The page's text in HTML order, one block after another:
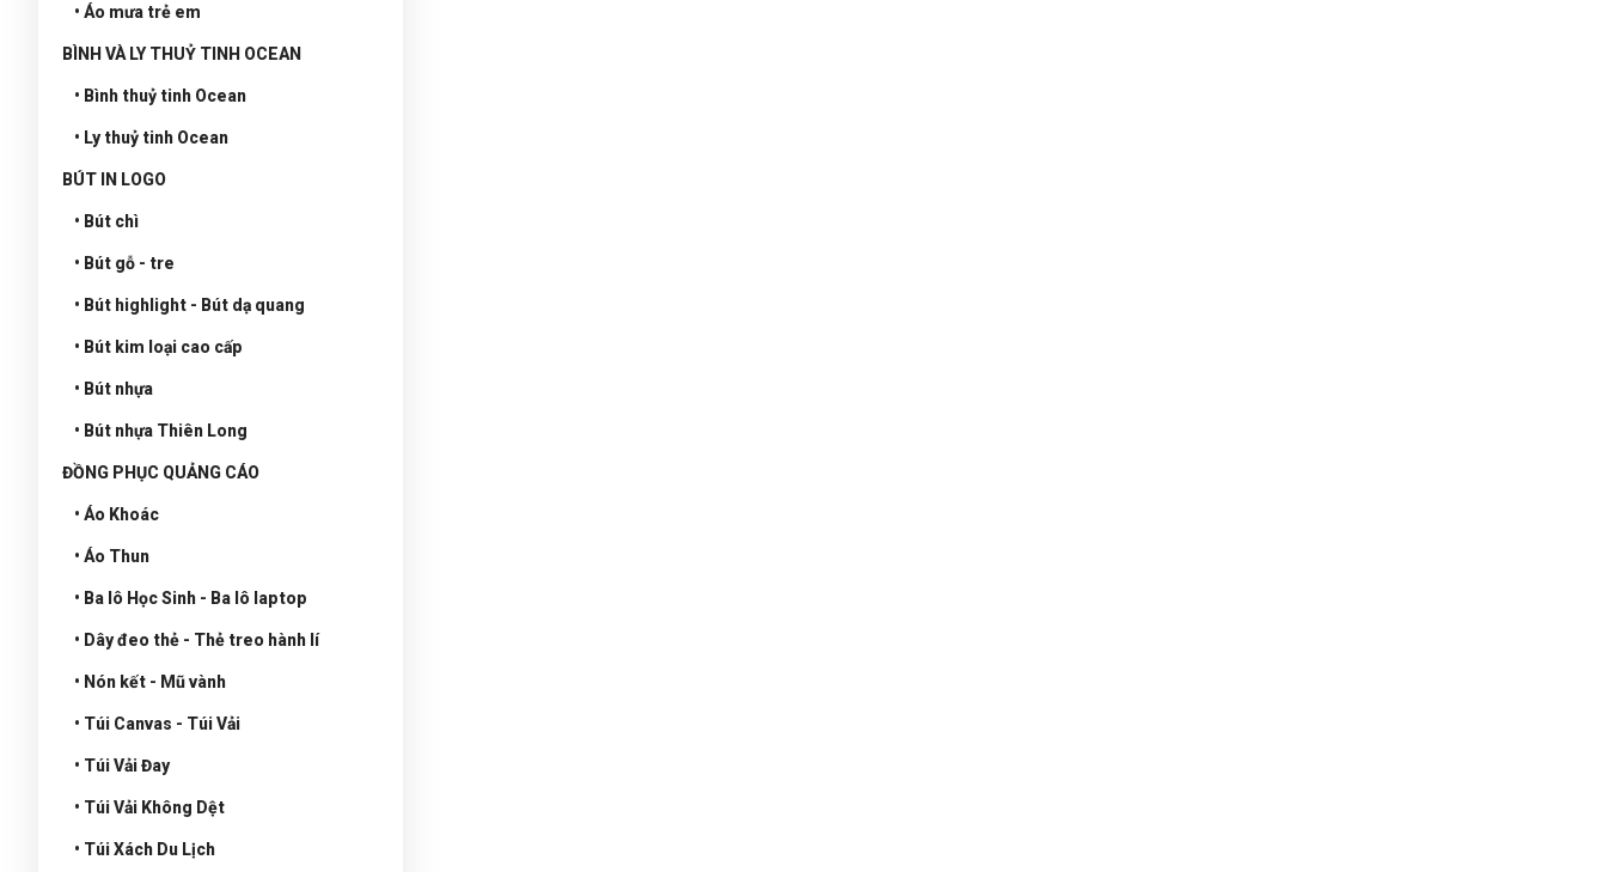
• Áo mưa trẻ em
BÌNH VÀ LY THUỶ TINH OCEAN
• Bình thuỷ tinh Ocean
• Ly thuỷ tinh Ocean
BÚT IN LOGO
• Bút chì
• Bút gỗ - tre
• Bút highlight - Bút dạ quang
• Bút kim loại cao cấp
• Bút nhựa
• Bút nhựa Thiên Long
ĐỒNG PHỤC QUẢNG CÁO
• Áo Khoác
• Áo Thun
• Ba lô Học Sinh - Ba lô laptop
• Dây đeo thẻ - Thẻ treo hành lí
• Nón kết - Mũ vành
• Túi Canvas - Túi Vải
• Túi Vải Đay
• Túi Vải Không Dệt
• Túi Xách Du Lịch